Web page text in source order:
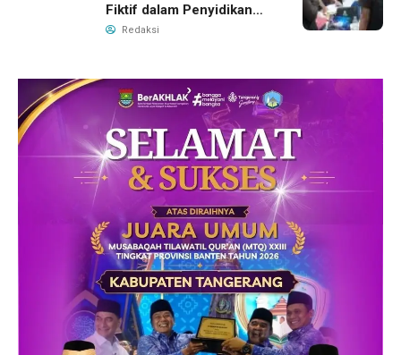
Fiktif dalam Penyidikan
Dana BOP PKBM
Redaksi